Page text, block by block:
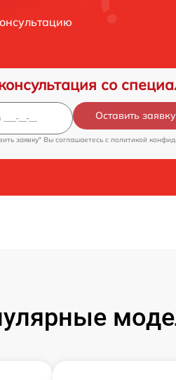
со
Оставить заявку
заявку" Вы соглашаетесь c политикой